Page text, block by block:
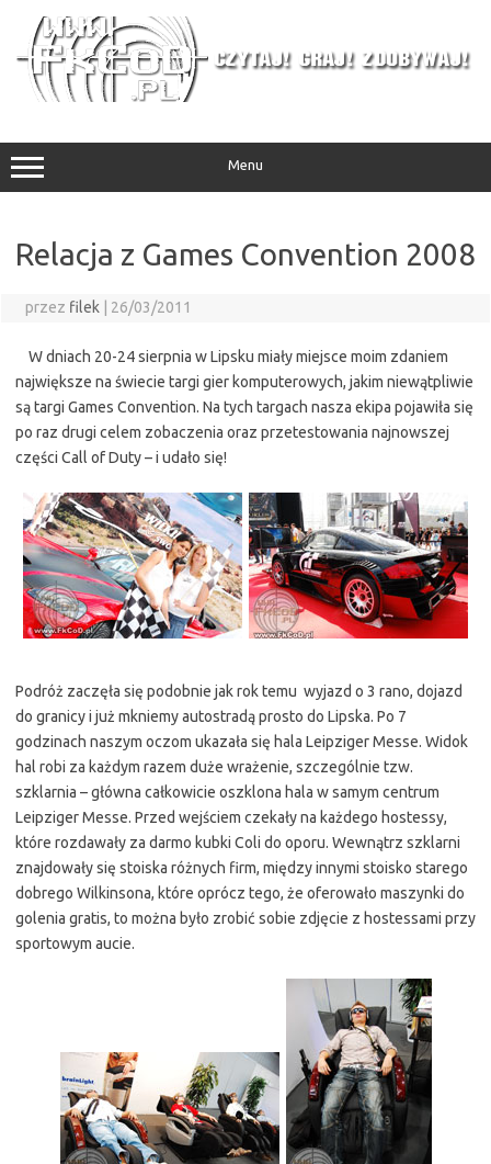
treści
Menu
Relacja z Games Convention 2008
przez filek 26/03/2011
W dniach 20-24 sierpnia w Lipsku miały miejsce moim zdaniem
największe na świecie targi gier komputerowych, jakim niewątpliwie
są targi Games Convention. Na tych targach nasza ekipa pojawiła się
po raz drugi celem zobaczenia oraz przetestowania najnowszej
części Call of Duty – i udało się!
Podróż zaczęła się podobnie jak rok temu  wyjazd o 3 rano, dojazd
do granicy i już mkniemy autostradą prosto do Lipska. Po 7
godzinach naszym oczom ukazała się hala Leipziger Messe. Widok
hal robi za każdym razem duże wrażenie, szczególnie tzw.
szklarnia – główna całkowicie oszklona hala w samym centrum
Leipziger Messe. Przed wejściem czekały na każdego hostessy,
które rozdawały za darmo kubki Coli do oporu. Wewnątrz szklarni
znajdowały się stoiska różnych firm, między innymi stoisko starego
dobrego Wilkinsona, które oprócz tego, że oferowało maszynki do
golenia gratis, to można było zrobić sobie zdjęcie z hostessami przy
sportowym aucie.